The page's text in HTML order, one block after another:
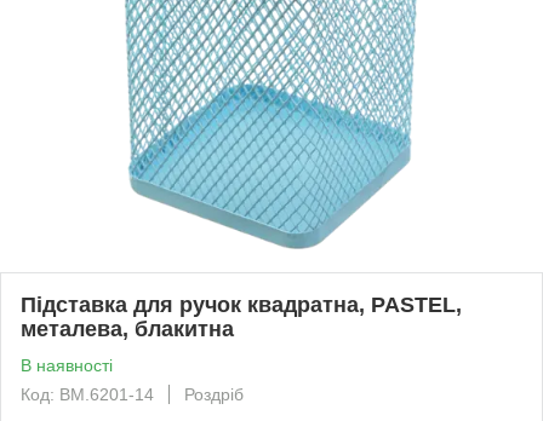
Підставка для ручок квадратна, PASTEL,
металева, блакитна
В наявності
Код: BM.6201-14
Роздріб